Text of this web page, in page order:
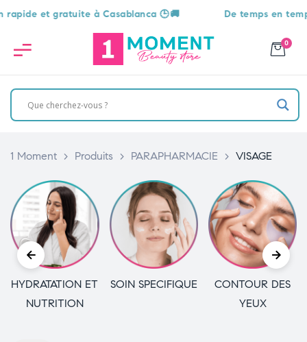
et gratuite à Casablanca 🕒🚚 De temps en temps,
0
1 Moment > Produits > PARAPHARMACIE > VISAGE
HYDRATATION ET
NUTRITION
SOIN SPECIFIQUE
CONTOUR DES
YEUX